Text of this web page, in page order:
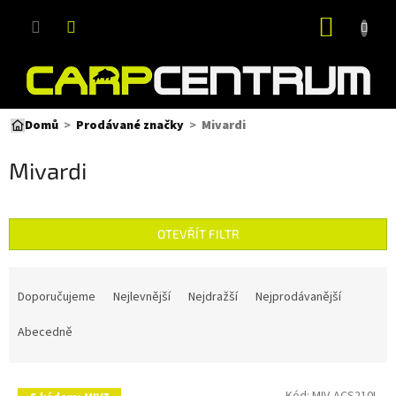
Domů Prodávané značky Mivardi
Mivardi
OTEVŘÍT FILTR
Doporučujeme Nejlevnější Nejdražší
Nejprodávanější
Abecedně
V